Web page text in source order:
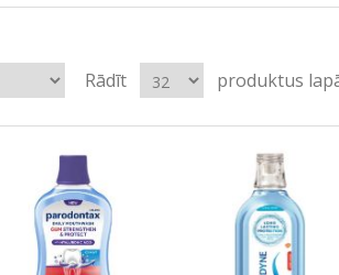
Rādīt produktus